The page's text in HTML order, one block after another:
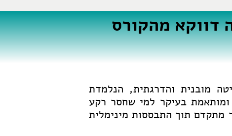
דווקא מהקורס
מובנית והדרגתית, הנלמדת
בעיקר למי שחסר רקע
מתקדם תוך התבססות מינימלית